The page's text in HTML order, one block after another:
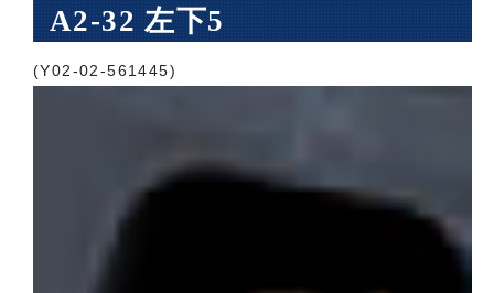
ネット販売ページ
歯科関連機器
A2-32 左下5
(Y02-02-561445)